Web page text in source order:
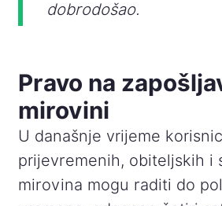
dobrodošao.
Pravo na
mirovini
U današnje vrijeme
prijevremenih, obiteljskih i
mirovina mogu raditi do